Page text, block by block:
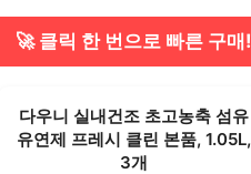
🚀 클릭 한 번으로 빠른 구매!
다우니 실내건조 초고농축 섬유
유연제 프레시 클린 본품, 1.05L,
3개